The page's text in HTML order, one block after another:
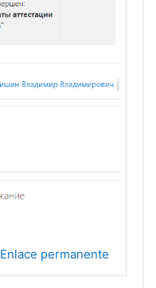
Enlace permanente